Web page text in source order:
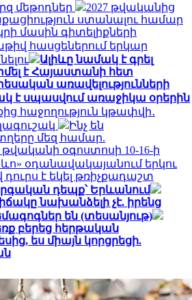
մեթոդներ
2027 թվականից
ստանալու համար
մասին գիտելիքների
հասցեներում երկար
Ալիևը նամակ է գրել
է Հայաստանի հետ
առավելությունների
է սպասվում առաջիկա օրերին
հաջողություն կթափվի․
Ինչ են
մեզ համար.
օգոստոսի 10-16-ի
օդանավակայանում երկու
դուրս է եկել թռիչքադաշտ
դեպք՝ Երևանում
նախանձելի չէ. իրենց
են (տեսանյութ)
բերեց հերթական
ես միայն կորցրեցի.